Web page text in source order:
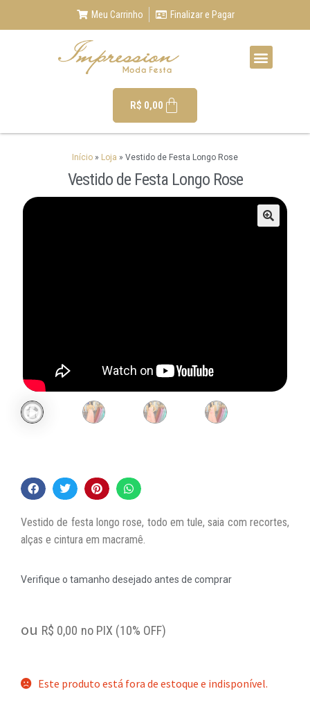
Meu Carrinho Finalizar e Pagar
R$ 0,00
Início » Loja » Vestido de Festa Longo Rose
Vestido de Festa Longo Rose
Vestido de festa longo rose, todo em tule, saia com recortes,
alças e cintura em macramê.
Verifique o tamanho desejado antes de comprar
ou R$ 0,00 no PIX (10% OFF)
Este produto está fora de estoque e indisponível.